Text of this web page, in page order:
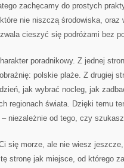
zachęcamy do prostych
nie niszczą środowiska, oraz
cieszyć się podróżami bez
poradnikowy. Z jednej
polskie plaże. Z drugiej
jak wybrać nocleg, jak
regionach świata. Dzięki temu
niezależnie od tego, czy
się morze, ale nie wiesz
stronę jak miejsce, od którego